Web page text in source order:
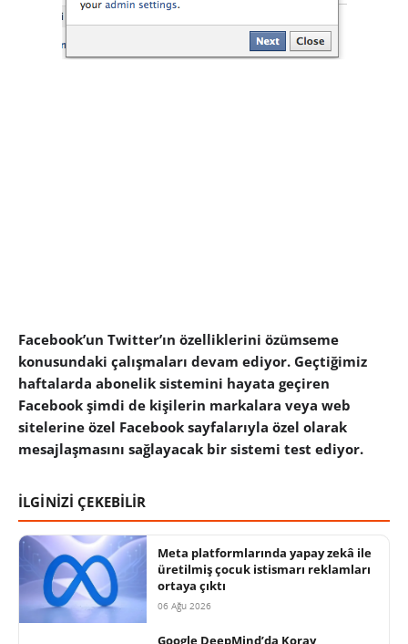
Facebook’un Twitter’ın özelliklerini özümseme
konusundaki çalışmaları devam ediyor. Geçtiğimiz
haftalarda abonelik sistemini hayata geçiren
Facebook şimdi de kişilerin markalara veya web
sitelerine özel Facebook sayfalarıyla özel olarak
mesajlaşmasını sağlayacak bir sistemi test ediyor.
İLGİNİZİ ÇEKEBİLİR
Meta platformlarında yapay zekâ ile
üretilmiş çocuk istismarı reklamları
ortaya çıktı
06 Ağu 2026